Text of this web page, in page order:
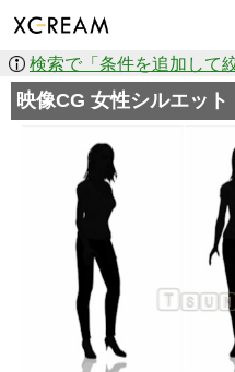
映像CG 女性シルエット